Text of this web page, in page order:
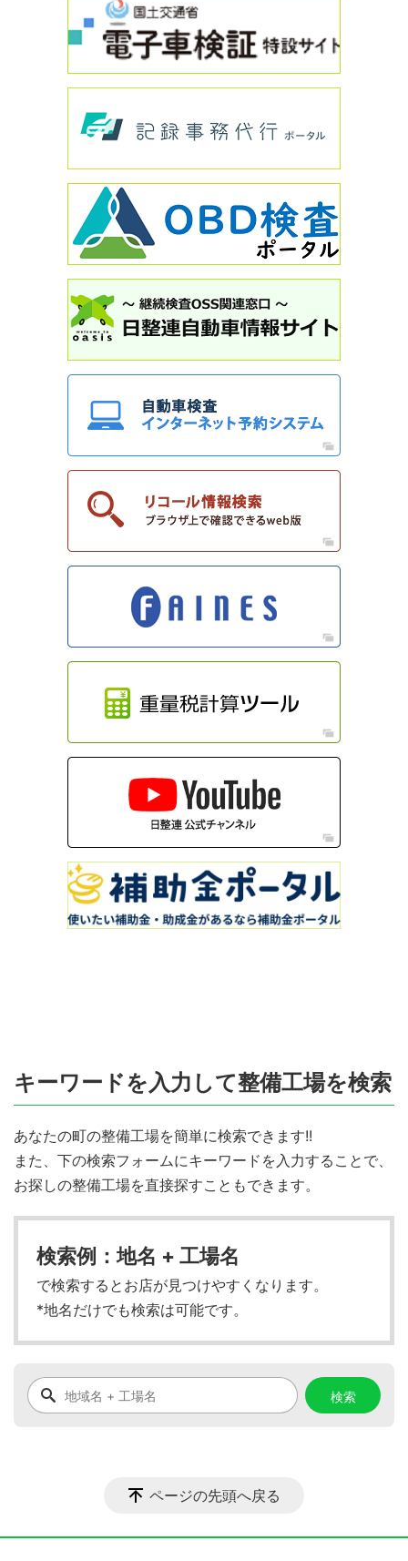
キーワードを入力して整備工場を検索
あなたの町の整備工場を簡単に検索できます!!
また、下の検索フォームにキーワードを入力することで、
お探しの整備工場を直接探すこともできます。
検索例：地名 + 工場名
で検索するとお店が見つけやすくなります。
*地名だけでも検索は可能です。
ページの先頭へ戻る